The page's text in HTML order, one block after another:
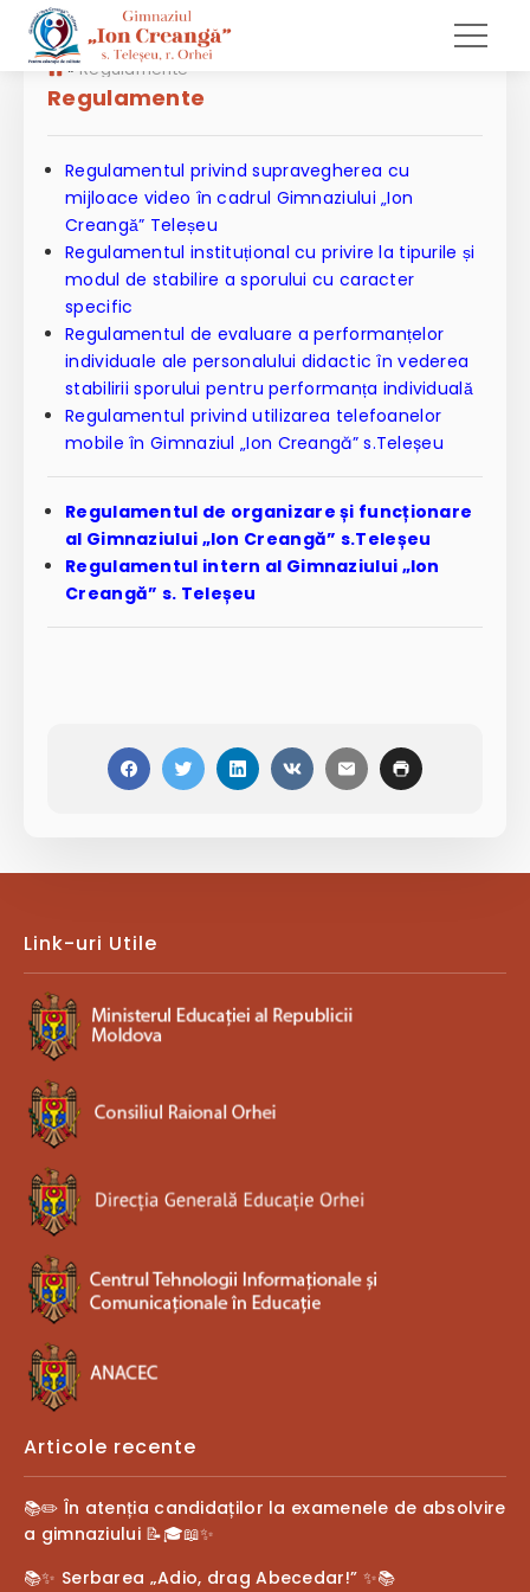
»Regulamente
Regulamente
Regulamentul privind supravegherea cu
mijloace video în cadrul Gimnaziului „Ion
Creangă” Teleșeu
Regulamentul instituțional cu privire la tipurile și
modul de stabilire a sporului cu caracter
specific
Regulamentul de evaluare a performanțelor
individuale ale personalului didactic în vederea
stabilirii sporului pentru performanța individuală
Regulamentul privind utilizarea telefoanelor
mobile în Gimnaziul „Ion Creangă” s.Teleșeu
Regulamentul de organizare și funcționare
al Gimnaziului „Ion Creangă” s.Teleșeu
Regulamentul intern al Gimnaziului „Ion
Creangă” s. Teleșeu
Link-uri Utile
Articole recente
📚✏️ În atenția candidaților la examenele de absolvire
a gimnaziului 📝🎓📖✨
📚✨ Serbarea „Adio, drag Abecedar!” ✨📚